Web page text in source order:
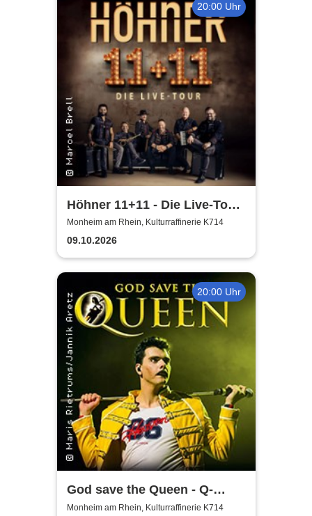
20:00 Uhr
Höhner 11+11 - Die Live-Tour
2025/26
Monheim am Rhein, Kulturraffinerie K714
09.10.2026
20:00 Uhr
God save the Queen - Q-
Revival Band
Monheim am Rhein, Kulturraffinerie K714